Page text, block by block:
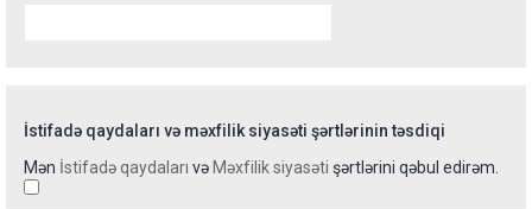
İstifadə qaydaları və məxfilik siyasəti şərtlərinin təsdiqi
Mən İstifadə qaydaları vəMəxfilik siyasəti şərtlərini qəbul edirəm.